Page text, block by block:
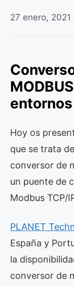
27 enero, 2021
Hoy os
que se trata
conversor de
un puente de
Modbus TCP/
PLANET
España y
la
conversor de